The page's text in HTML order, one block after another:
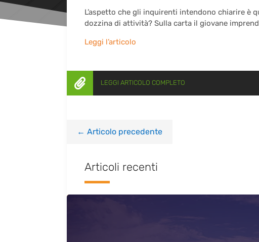
L’aspetto che gli inquirenti intendono chiarire è
dozzina di attività? Sulla carta il giovane
Leggi l’articolo
 LEGGI ARTICOLO COMPLETO
← Articolo precedente
Articoli recenti